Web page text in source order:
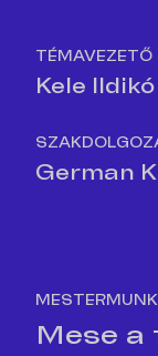
TÉMAVEZETŐ
Kele Ildikó
German
Mese a